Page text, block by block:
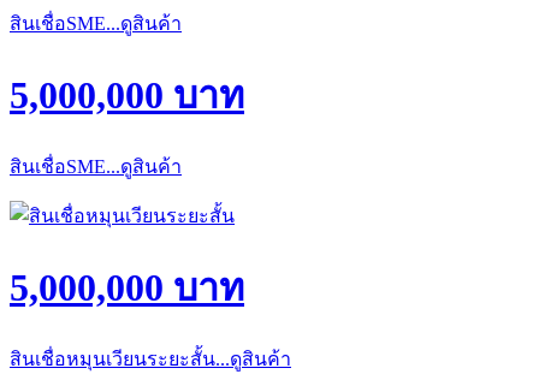
สินเชื่อSME...ดูสินค้า
5,000,000 บาท
สินเชื่อSME...ดูสินค้า
5,000,000 บาท
สินเชื่อหมุนเวียนระยะสั้น...ดูสินค้า